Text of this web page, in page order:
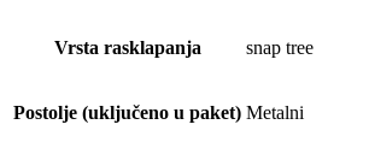
Vrsta rasklapanja snap tree
Postolje (uključeno u paket) Metalni